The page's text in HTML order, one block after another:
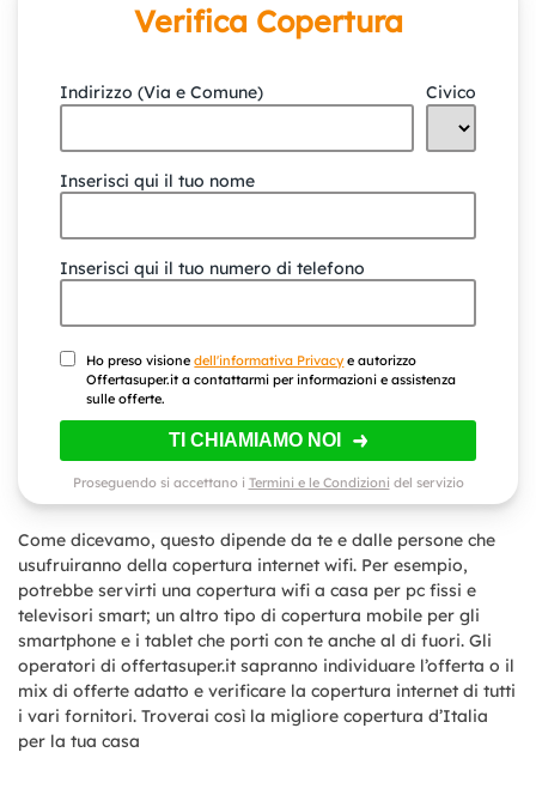
Verifica Copertura
Indirizzo (Via e Comune) Civico
Inserisci qui il tuo nome
Inserisci qui il tuo numero di telefono
Ho preso visionedell'informativa Privacye autorizzo
Offertasuper.it a contattarmi per informazioni e assistenza
sulle offerte.
TI CHIAMIAMO NOI
Proseguendo si accettano i Termini e le Condizioni del servizio
Come dicevamo, questo dipende da te e dalle persone che
usufruiranno della copertura internet wifi. Per esempio,
potrebbe servirti una copertura wifi a casa per pc fissi e
televisori smart; un altro tipo di copertura mobile per gli
smartphone e i tablet che porti con te anche al di fuori. Gli
operatori di offertasuper.it sapranno individuare l’offerta o il
mix di offerte adatto e verificare la copertura internet di tutti
i vari fornitori. Troverai così la migliore copertura d’Italia
per la tua casa